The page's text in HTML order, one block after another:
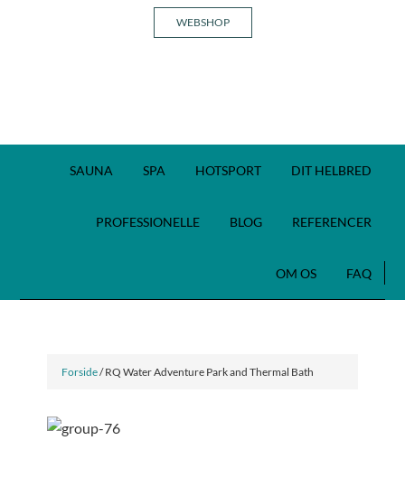
WEBSHOP
SAUNA SPA HOTSPORT DIT HELBRED
PROFESSIONELLE BLOG REFERENCER
OM OS FAQ
Forside/ RQ Water Adventure Park and Thermal Bath